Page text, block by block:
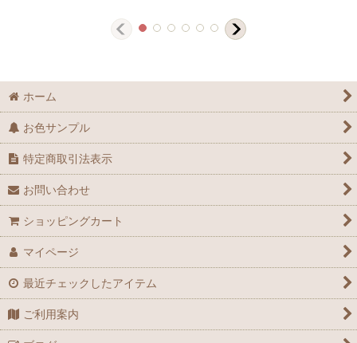
ホーム
お色サンプル
特定商取引法表示
お問い合わせ
ショッピングカート
マイページ
最近チェックしたアイテム
ご利用案内